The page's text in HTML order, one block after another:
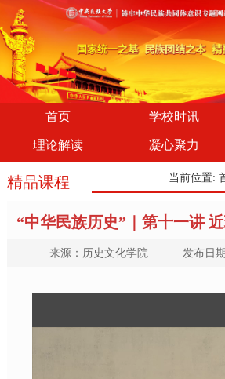
首页 学校时讯
理论解读 凝心聚力
精品课程 当前位置:
“中华民族历史”｜第十一讲
来源：历史文化学院 发布日期